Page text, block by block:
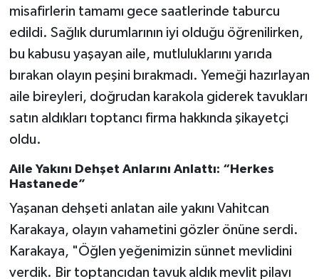
misafirlerin tamamı gece saatlerinde taburcu
edildi. Sağlık durumlarının iyi olduğu öğrenilirken,
bu kabusu yaşayan aile, mutluluklarını yarıda
bırakan olayın peşini bırakmadı. Yemeği hazırlayan
aile bireyleri, doğrudan karakola giderek tavukları
satın aldıkları toptancı firma hakkında şikayetçi
oldu.
Aile Yakını Dehşet Anlarını Anlattı: “Herkes
Hastanede”
Yaşanan dehşeti anlatan aile yakını Vahitcan
Karakaya, olayın vahametini gözler önüne serdi.
Karakaya, "Öğlen yeğenimizin sünnet mevlidini
verdik. Bir toptancıdan tavuk aldık mevlit pilavı